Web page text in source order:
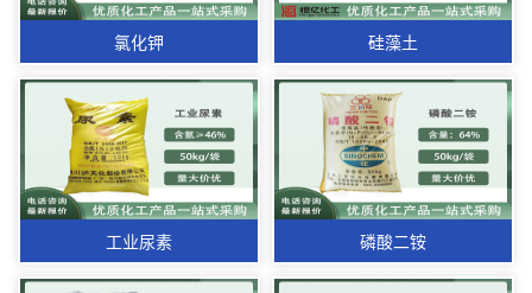
氯化钾 硅藻土
工业尿素 磷酸二铵